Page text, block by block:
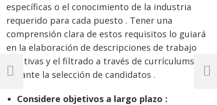
específicas o el conocimiento de la industria
requerido para cada puesto . Tener una
comprensión clara de estos requisitos lo guiará
en la elaboración de descripciones de trabajo
efectivas y el filtrado a través de currículums
durante la selección de candidatos .
Considere objetivos a largo plazo :
Navegación
de
entradas
Previous
Next